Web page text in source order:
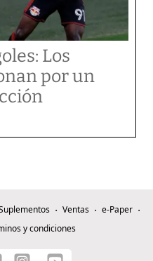
Los
por un
Ventas
e-Paper
y condiciones